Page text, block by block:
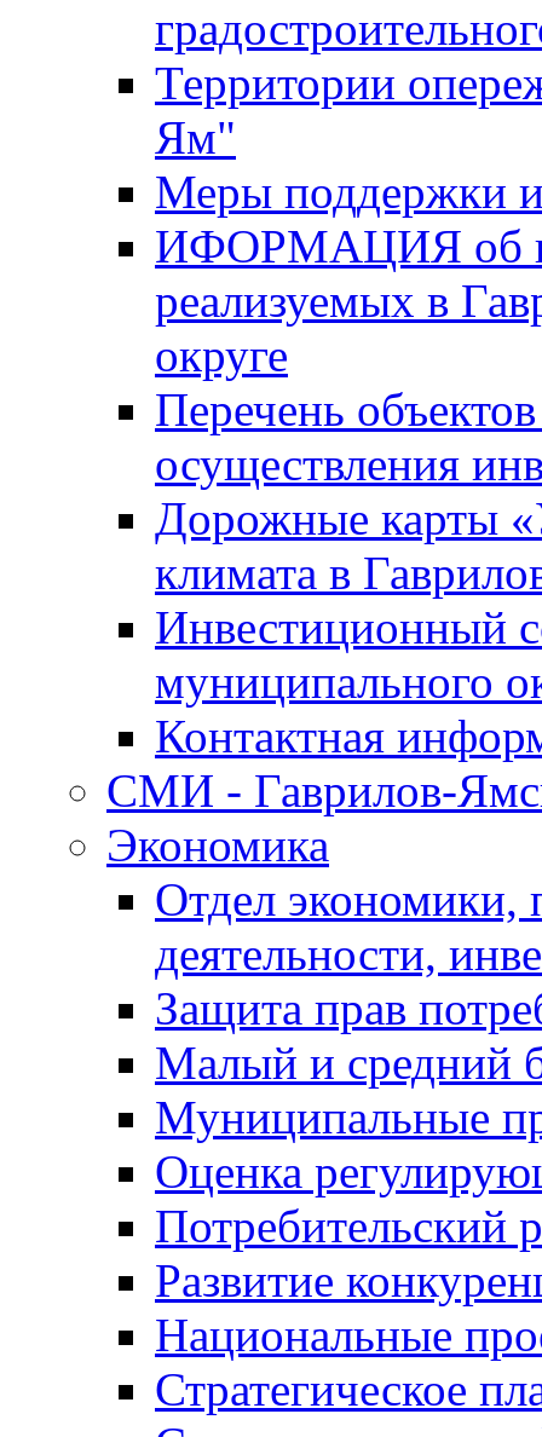
Территории
Ям"
Меры поддержки
ИФОРМАЦИЯ об
реализуемых в
округе
Перечень
осуществления
Дорожные карты
климата в
Инвестиционный
муниципального
Контактная
СМИ - Гаврилов-
Экономика
Отдел экономики,
деятельности,
Защита прав
Малый и средний
Муниципальные
Оценка
Потребительский
Развитие
Национальные
Стратегическое